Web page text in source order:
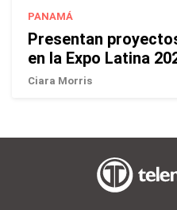
PANAMÁ
Presentan
en la Expo Latina
Ciara Morris